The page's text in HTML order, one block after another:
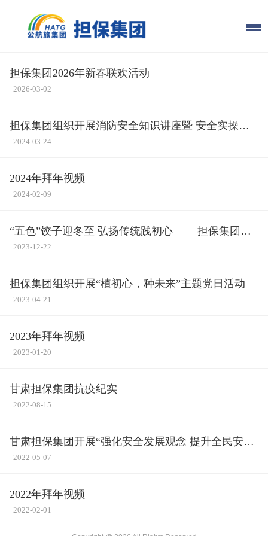
担保集团2026年新春联欢活动
2026-03-02
担保集团组织开展消防安全知识讲座暨 安全实操演
练
2024-03-24
2024年拜年视频
2024-02-09
“五色”饺子迎冬至 弘扬传统践初心 ——担保集团组
织开展冬至包饺子主题活动
2023-12-22
担保集团组织开展“植初心，种未来”主题党日活动
2023-04-21
2023年拜年视频
2023-01-20
甘肃担保集团抗疫纪实
2022-08-15
甘肃担保集团开展“强化安全发展观念 提升全民安全
素质”消防安全知识普及专题培训会
2022-05-07
2022年拜年视频
2022-02-01